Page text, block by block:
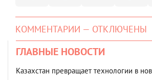
КОММЕНТАРИИ — ОТКЛЮЧЕНЫ
ГЛАВНЫЕ НОВОСТИ
Казахстан превращает технологии в